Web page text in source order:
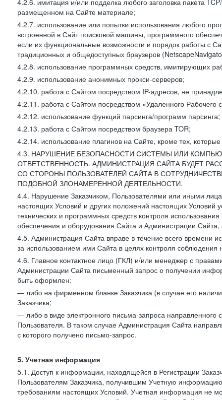
4.2.6. имитация и/или подделка любого заголовка пакета
размещенном на Сайте материале;
4.2.7. использование или попытки использования любого
встроенной в Сайт поисковой машины, программного
если их функциональные возможности и порядок работы с
традиционных и общедоступных браузеров
4.2.8. использование программных средств, имитирующих
4.2.9. использование анонимных прокси-серверов;
4.2.10. работа с Сайтом посредством IP-адресов, не
4.2.11. работа с Сайтом посредством «Удаленного Рабочего
4.2.12. использование функций парсинга/программ парсинга;
4.2.13. работа с Сайтом посредством браузера TOR;
4.2.14. использование плагинов на Сайте, кроме тех,
4.3. НАРУШЕНИЕ БЕЗОПАСНОСТИ СИСТЕМЫ ИЛИ
ОТВЕТСТВЕННОСТЬ. АДМИНИСТРАЦИЯ САЙТА БУДЕТ
СО СТОРОНЫ ПОЛЬЗОВАТЕЛЕЙ САЙТА В
ПОДОБНОЙ ЗЛОНАМЕРЕННОЙ ДЕЯТЕЛЬНОСТИ.
4.4. Нарушение Заказчиком, Пользователями или иными
настоящих Условий и других положений настоящих Условий
технических и программных средств контроля
обеспечения и оборудования Сайта и Администрации
4.5. Администрация Сайта вправе в течение всего времени
за использованием ими Сайта в целях контроля
4.6. Главное контактное лицо (ГКЛ) и/или менеджер с
Администрации Сайта письменный запрос о получении
быть оформлен:
— либо на фирменном бланке Заказчика (в случае его
Заказчика;
— либо в виде электронного письма-запроса направленного
Пользователя. В таком случае Администрация Сайта
с которого получено письмо-запрос.
5. Учетная информация
5.1. Доступ к информации, находящейся в Регистрации
Пользователям Заказчика, получившим Учетную
требованиям настоящих Условий. Учетная информация не